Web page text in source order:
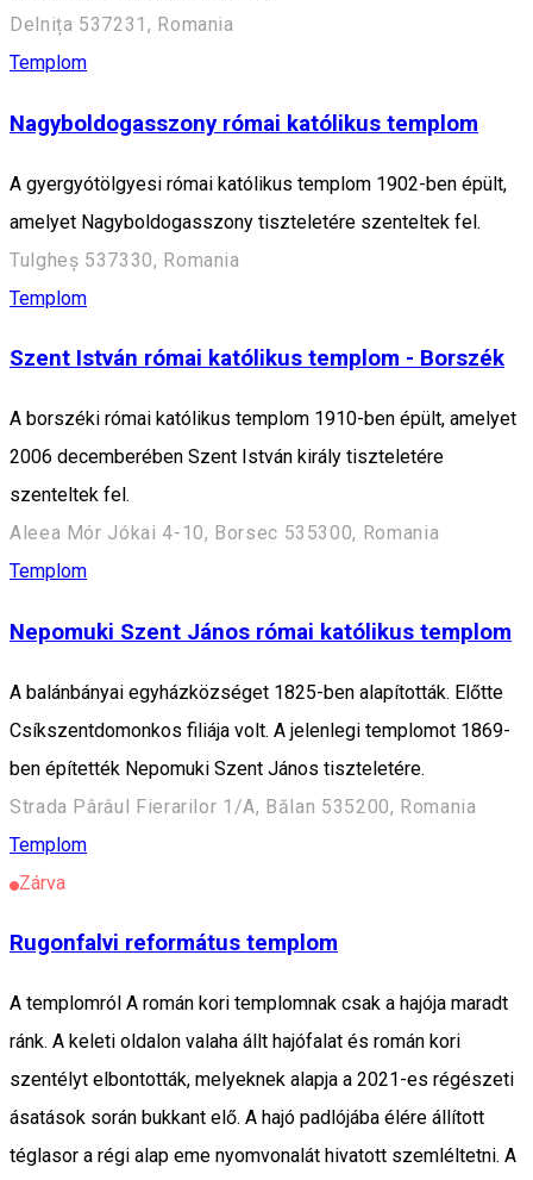
Delnița 537231, Romania
Templom
Nagyboldogasszony római katólikus templom
A gyergyótölgyesi római katólikus templom 1902-ben épült,
amelyet Nagyboldogasszony tiszteletére szenteltek fel.
Tulgheș 537330, Romania
Templom
Szent István római katólikus templom - Borszék
A borszéki római katólikus templom 1910-ben épült, amelyet
2006 decemberében Szent István király tiszteletére
szenteltek fel.
Aleea Mór Jókai 4-10, Borsec 535300, Romania
Templom
Nepomuki Szent János római katólikus templom
A balánbányai egyházközséget 1825-ben alapították. Előtte
Csíkszentdomonkos filiája volt. A jelenlegi templomot 1869-
ben építették Nepomuki Szent János tiszteletére.
Strada Pârâul Fierarilor 1/A, Bălan 535200, Romania
Templom
Zárva
Rugonfalvi református templom
A templomról A román kori templomnak csak a hajója maradt
ránk. A keleti oldalon valaha állt hajófalat és román kori
szentélyt elbontották, melyeknek alapja a 2021-es régészeti
ásatások során bukkant elő. A hajó padlójába élére állított
téglasor a régi alap eme nyomvonalát hivatott szemléltetni. A